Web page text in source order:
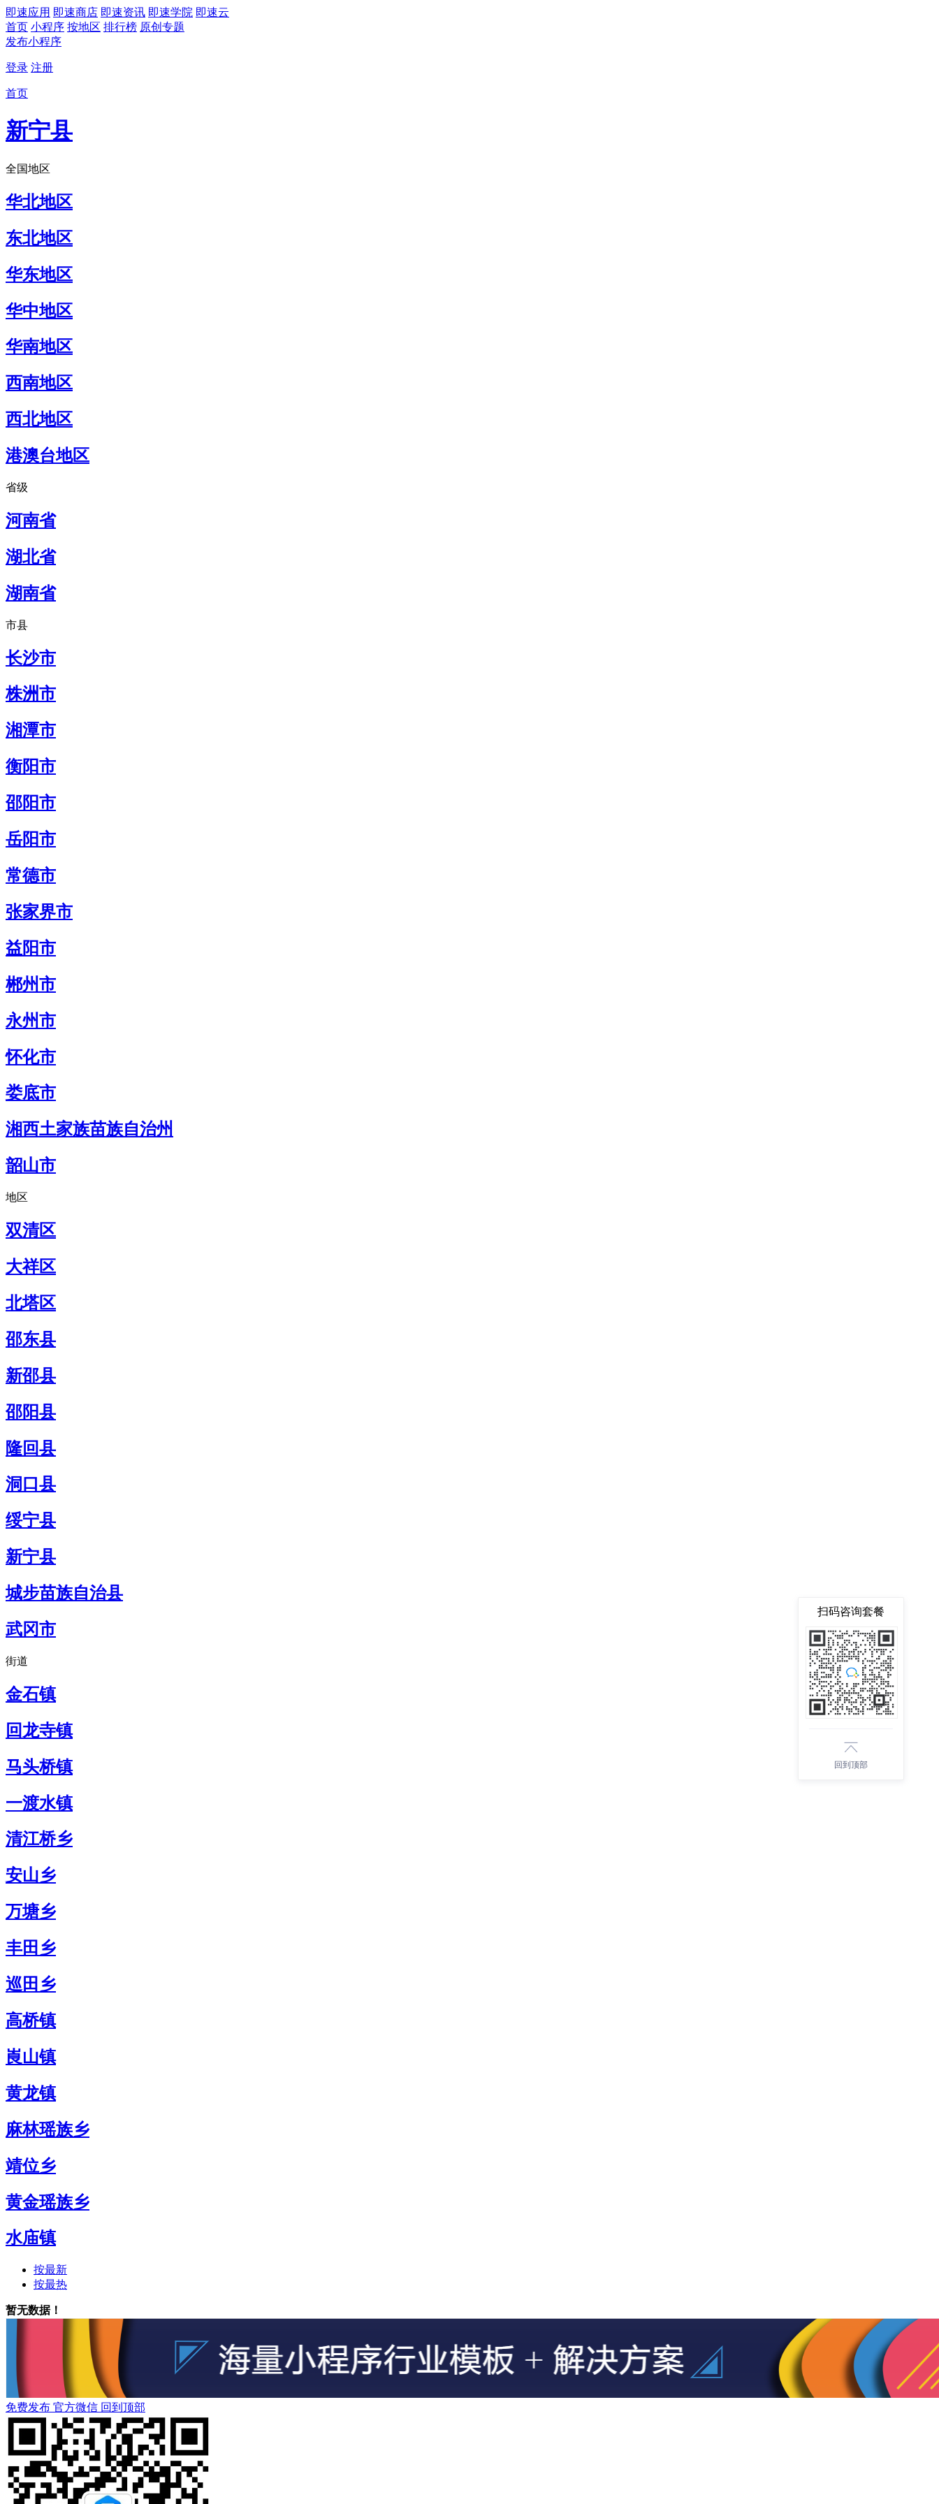
即速应用 即速商店 即速资讯 即速学院 即速云
首页 小程序 按地区 排行榜 原创专题
发布小程序
登录 注册
首页
新宁县
全国地区
华北地区
东北地区
华东地区
华中地区
华南地区
西南地区
西北地区
港澳台地区
省级
河南省
湖北省
湖南省
市县
长沙市
株洲市
湘潭市
衡阳市
邵阳市
岳阳市
常德市
张家界市
益阳市
郴州市
永州市
怀化市
娄底市
湘西土家族苗族自治州
韶山市
地区
双清区
大祥区
北塔区
邵东县
新邵县
邵阳县
隆回县
洞口县
绥宁县
新宁县
城步苗族自治县
武冈市
街道
金石镇
回龙寺镇
马头桥镇
一渡水镇
清江桥乡
安山乡
万塘乡
丰田乡
巡田乡
高桥镇
崀山镇
黄龙镇
麻林瑶族乡
靖位乡
黄金瑶族乡
水庙镇
按最新
按最热
暂无数据！
免费发布 官方微信 回到顶部
扫码咨询套餐
回到顶部